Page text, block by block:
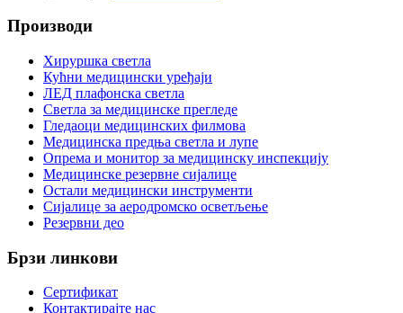
Производи
Хируршка светла
Кућни медицински уређаји
ЛЕД плафонска светла
Светла за медицинске прегледе
Гледаоци медицинских филмова
Медицинска предња светла и лупе
Опрема и монитор за медицинску инспекцију
Медицинске резервне сијалице
Остали медицински инструменти
Сијалице за аеродромско осветљење
Резервни део
Брзи линкови
Сертификат
Контактирајте нас